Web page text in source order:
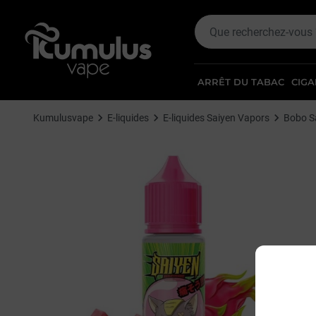
ARRÊT DU TABAC
Kumulusvape E-liquides E-liquides Saiyen Vapors Bobo